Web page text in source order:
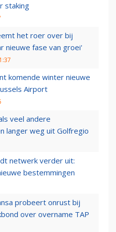
staking
het roer over bij
nieuwe fase van groei'
komende winter nieuwe
Airport
veel andere
langer weg uit Golfregio
netwerk verder uit:
bestemmingen
probeert onrust bij
over overname TAP